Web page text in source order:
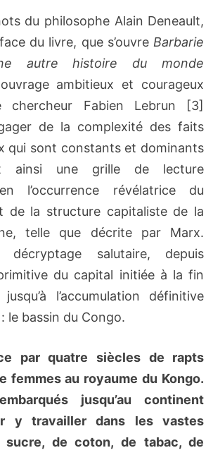
du philosophe Alain Deneault,
du livre, que s’ouvre Barbarie
autre histoire du monde
ambitieux et courageux
chercheur Fabien Lebrun [3]
de la complexité des faits
qui sont constants et dominants
ainsi une grille de lecture
l’occurrence révélatrice du
de la structure capitaliste de la
telle que décrite par Marx.
salutaire, depuis
du capital initiée à la fin
l’accumulation définitive
le bassin du Congo.
par quatre siècles de rapts
femmes au royaume du Kongo.
jusqu’au continent
y travailler dans les vastes
sucre, de coton, de tabac, de